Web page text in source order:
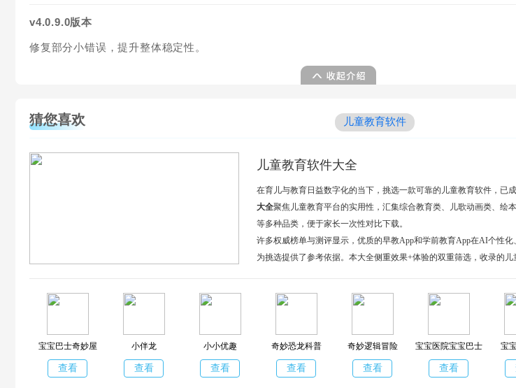
v4.0.9.0版本
修复部分小错误，提升整体稳定性。
猜您喜欢 儿童教育软件
儿童教育软件大全
在育儿与教育日益数字化的当下，挑选一款可靠的儿童教育软件，已
大全聚焦儿童教育平台的实用性，汇集综合教育类、儿歌动画类、绘
等多种品类，便于家长一次性对比下载。
许多权威榜单与测评显示，优质的早教App和学前教育App在AI个性
为挑选提供了参考依据。本大全侧重效果+体验的双重筛选，收录的儿
宝宝巴士奇妙屋
查看
小伴龙
查看
小小优趣
查看
奇妙恐龙科普
查看
奇妙逻辑冒险
查看
宝宝医院宝宝巴士
查看
宝